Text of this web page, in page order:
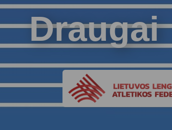
Draugai